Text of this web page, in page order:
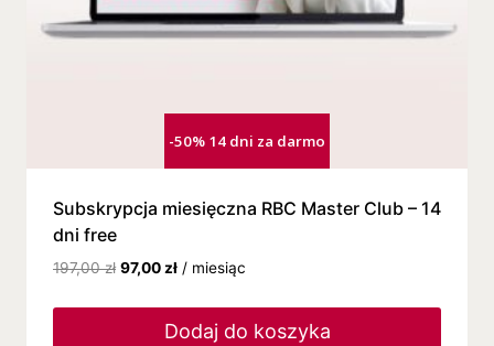
-50% 14 dni za darmo
Subskrypcja miesięczna RBC Master Club – 14
dni free
197,00zł 97,00zł / miesiąc
Dodaj do koszyka